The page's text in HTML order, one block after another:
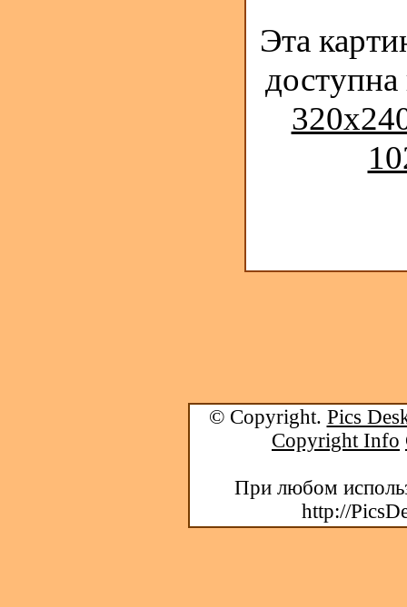
Эта
© Copyright. Pics
Copyright Info
При любом
http://